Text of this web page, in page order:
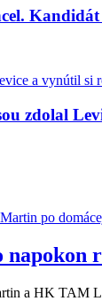
zdolal
a HK TAM